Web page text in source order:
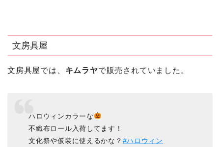
文房具屋
文房具屋では、 キムラヤで販売されていました。
ハロウィンカラーな
不織布ロール入荷してます！
文化祭や仮装に使えるかな？ #ハロウィン